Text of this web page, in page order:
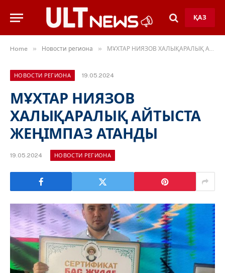
ҚАЗ
Home » Новости региона » МҰХТАР НИЯЗОВ ХАЛЫҚАРАЛЫҚ АЙТЫСТА ЖЕҢІМПАЗ АТАНДЫ
НОВОСТИ РЕГИОНА 19.05.2024
МҰХТАР НИЯЗОВ
ХАЛЫҚАРАЛЫҚ АЙТЫСТА
ЖЕҢІМПАЗ АТАНДЫ
19.05.2024 НОВОСТИ РЕГИОНА